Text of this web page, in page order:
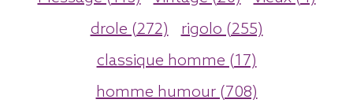
drole (272)
rigolo (255)
classique homme (17)
homme humour (708)